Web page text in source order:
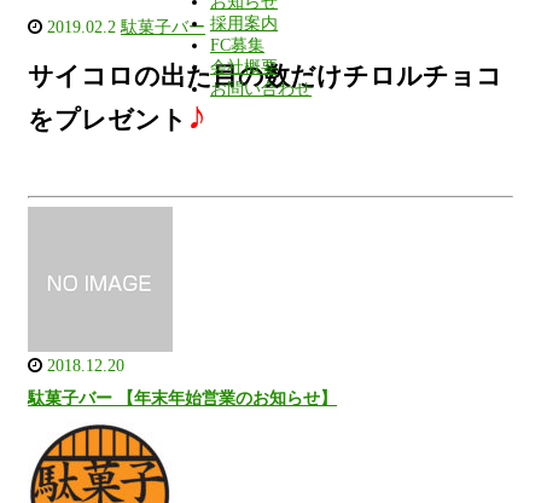
採用案内
FC募集
会社概要
お問い合わせ
2019.02.2 駄菓子バー
サイコロの出た目の数だけチロルチョコ
をプレゼント ♪
2018.12.20
駄菓子バー 【年末年始営業のお知らせ】